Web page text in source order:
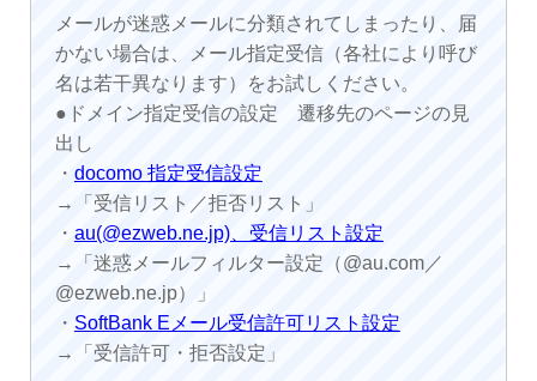
メールが迷惑メールに分類されてしまったり、届
かない場合は、メール指定受信（各社により呼び
名は若干異なります）をお試しください。
●ドメイン指定受信の設定 遷移先のページの見
出し
・ docomo 指定受信設定
→「受信リスト／拒否リスト」
・ au(@ezweb.ne.jp)、受信リスト設定
→「迷惑メールフィルター設定（@au.com／
@ezweb.ne.jp）」
・ SoftBank Eメール受信許可リスト設定
→「受信許可・拒否設定」